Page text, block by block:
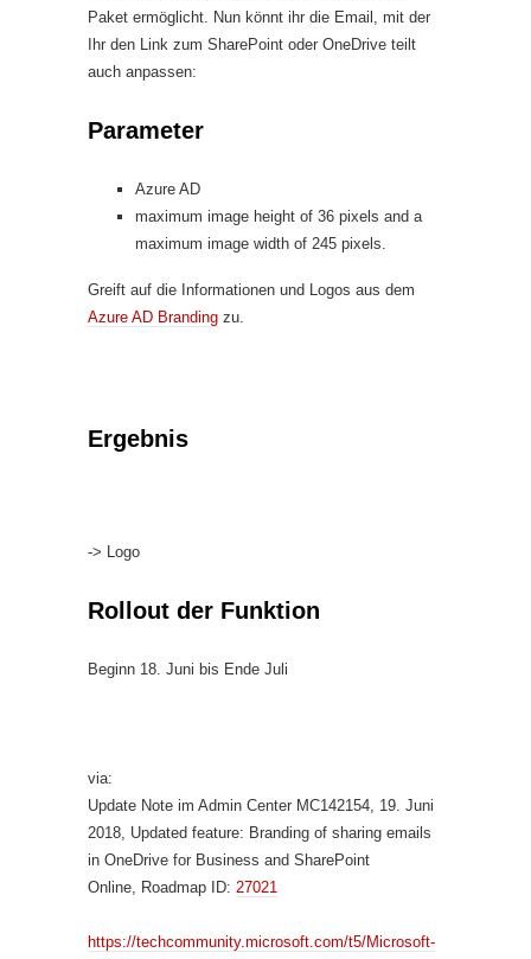
Paket ermöglicht. Nun könnt ihr die Email, mit der
Ihr den Link zum SharePoint oder OneDrive teilt
auch anpassen:
Parameter
Azure AD
maximum image height of 36 pixels and a
maximum image width of 245 pixels.
Greift auf die Informationen und Logos aus dem
Azure AD Branding zu.
Ergebnis
-> Logo
Rollout der Funktion
Beginn 18. Juni bis Ende Juli
via:
Update Note im Admin Center MC142154, 19. Juni
2018, Updated feature: Branding of sharing emails
in OneDrive for Business and SharePoint
Online, Roadmap ID: 27021
https://techcommunity.microsoft.com/t5/Microsoft-